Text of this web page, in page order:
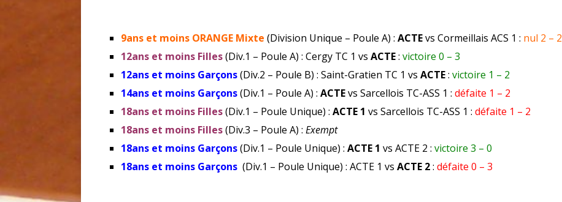
9ans et moins ORANGE Mixte (Division Unique – Poule A) : ACTEvs Cormeillais ACS 1 : nul 2 – 2
12ans et moins Filles(Div.1 – Poule A) : Cergy TC 1 vs ACTE: victoire 0 – 3
12ans et moins Garçons(Div.2 – Poule B) : Saint-Gratien TC 1 vs ACTE: victoire 1 – 2
14ans et moins Garçons(Div.1 – Poule A) : ACTEvs Sarcellois TC-ASS 1 : défaite 1 – 2
18ans et moins Filles(Div.1 – Poule Unique) : ACTE 1 vs Sarcellois TC-ASS 1 : défaite 1 – 2
18ans et moins Filles(Div.3 – Poule A) : Exempt
18ans et moins Garçons(Div.1 – Poule Unique) : ACTE 1 vs ACTE 2 : victoire 3 – 0
18ans et moins Garçons (Div.1 – Poule Unique) : ACTE 1 vs ACTE 2: défaite 0 – 3